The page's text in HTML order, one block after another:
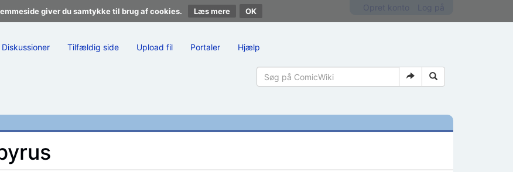
giver du samtykke til brug af cookies. Læs mere
Diskussioner Tilfældig side Upload fil Portaler Hjælp